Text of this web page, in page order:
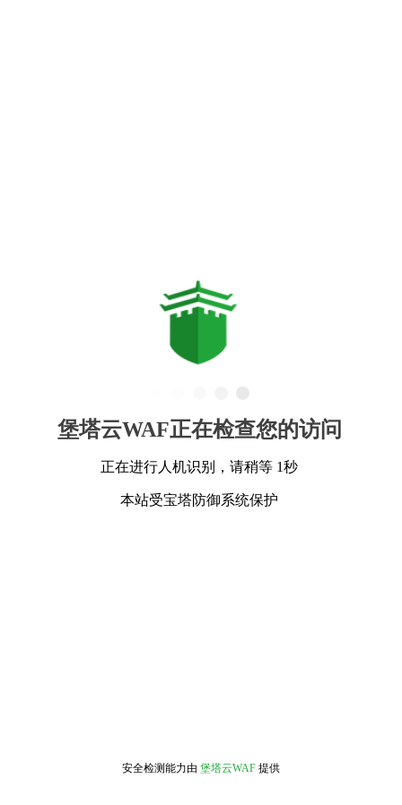
堡塔云WAF正在检查您的访问
正在进行人机识别，请稍等 1秒
本站受宝塔防御系统保护
安全检测能力由 堡塔云WAF 提供